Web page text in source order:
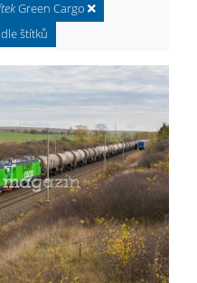
Green Cargo
štítků